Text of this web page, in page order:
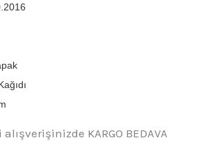
KARGO BEDAVA